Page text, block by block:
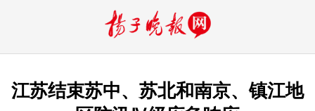
江苏结束苏中、苏北和南京、镇江地